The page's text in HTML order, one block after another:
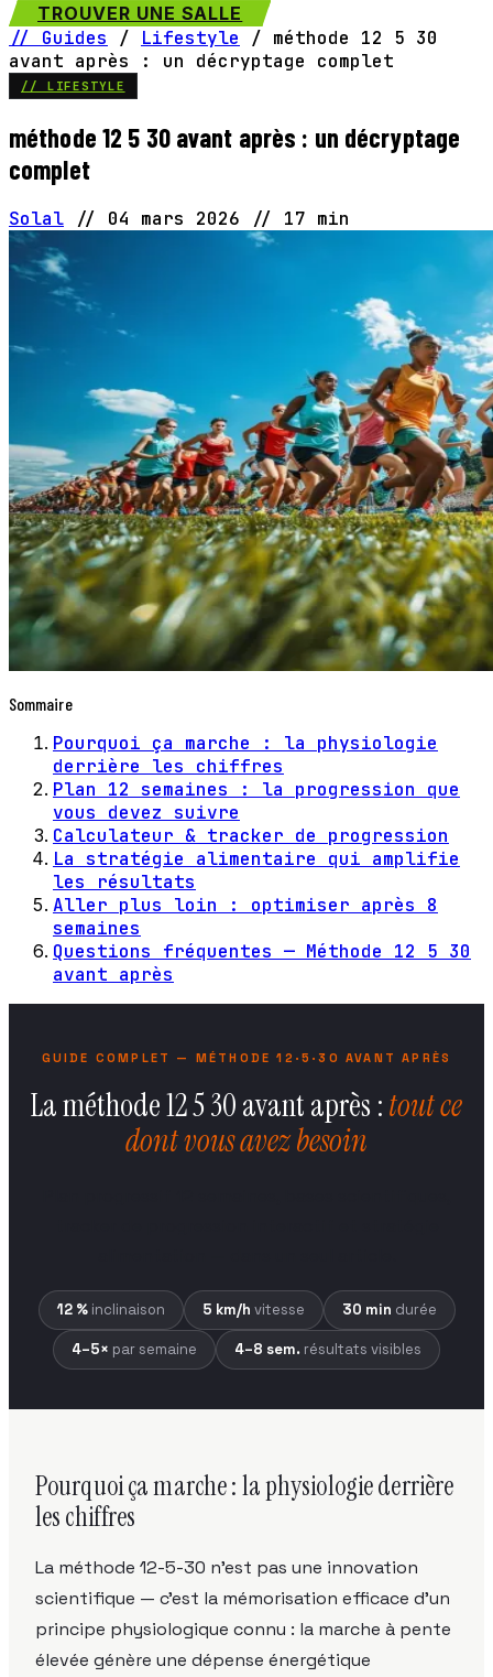
TROUVER UNE SALLE
// Guides / Lifestyle / méthode 12 5 30
avant après : un décryptage complet
// LIFESTYLE
méthode 12 5 30 avant après : un décryptage
complet
Solal // 04 mars 2026 // 17 min
Sommaire
Pourquoi ça marche : la physiologie
derrière les chiffres
Plan 12 semaines : la progression que
vous devez suivre
Calculateur & tracker de progression
La stratégie alimentaire qui amplifie
les résultats
Aller plus loin : optimiser après 8
semaines
Questions fréquentes — Méthode 12 5 30
avant après
GUIDE COMPLET — MÉTHODE 12·5·30 AVANT APRÈS
La méthode 12 5 30 avant après :tout ce
dont vous avez besoin
12 %inclinaison 5 km/h vitesse 30 min durée
4–5× par semaine 4–8 sem. résultats visibles
Pourquoi ça marche : la physiologie derrière
les chiffres
La méthode 12-5-30 n'est pas une innovation
scientifique — c'est la mémorisation efficace d'un
principe physiologique connu : la marche à pente
élevée génère une dépense énergétique